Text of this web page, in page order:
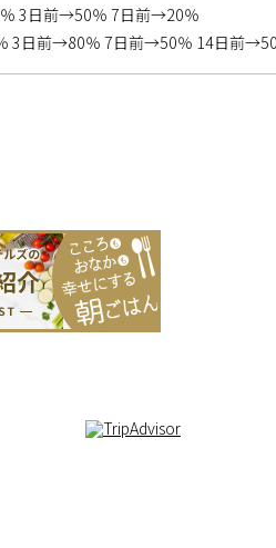
3日前→50％ 7日前→20％
3日前→80％ 7日前→50％ 14日前